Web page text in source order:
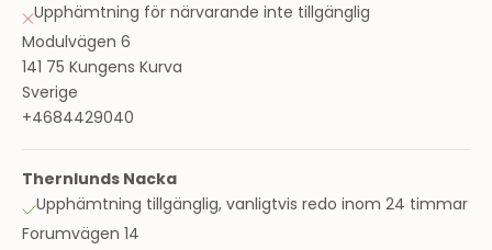
Upphämtning för närvarande inte tillgänglig
Modulvägen 6
141 75 Kungens Kurva
Sverige
+4684429040
Thernlunds Nacka
Upphämtning tillgänglig, vanligtvis redo inom 24 timmar
Forumvägen 14